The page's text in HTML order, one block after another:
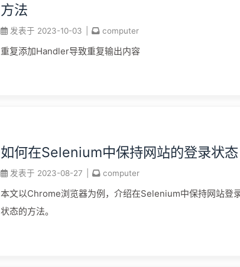
方法
发表于 2023-10-03 computer
重复添加Handler导致重复输出内容
如何在Selenium中保持网站的登录状态
发表于 2023-08-27 computer
本文以Chrome浏览器为例，介绍在Selenium中保持网站登
状态的方法。